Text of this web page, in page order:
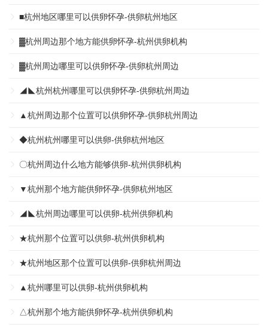
■杭州地区哪里可以供卵怀孕-供卵杭州地区
▓杭州周边那个地方能供卵怀孕-杭州供卵机构
▓杭州周边哪里可以供卵怀孕-供卵杭州周边
◢◣杭州杭州哪里可以供卵怀孕-供卵杭州周边
▲杭州周边那个位置可以供卵怀孕-供卵杭州周边
◆杭州杭州哪里可以供卵-供卵杭州地区
〇杭州周边什么地方能够供卵-杭州供卵机构
▼杭州那个地方能供卵怀孕-供卵杭州地区
◢◣杭州周边哪里可以供卵-杭州供卵机构
★杭州那个位置可以供卵-杭州供卵机构
★杭州地区那个位置可以供卵-供卵杭州周边
▲杭州哪里可以供卵-杭州供卵机构
△杭州那个地方能供卵怀孕-杭州供卵机构